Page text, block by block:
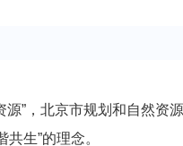
”，北京市规划和自然
生”的理念。